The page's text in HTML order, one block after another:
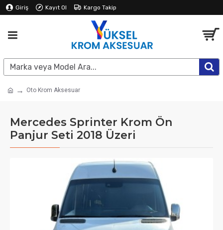
Giriş Kayıt Ol Kargo Takip
Oto Krom Aksesuar
Mercedes Sprinter Krom Ön
Panjur Seti 2018 Üzeri